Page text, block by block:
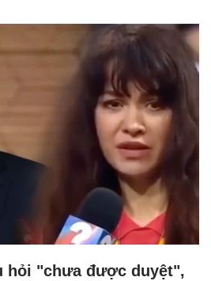
hỏi "chưa được duyệt",